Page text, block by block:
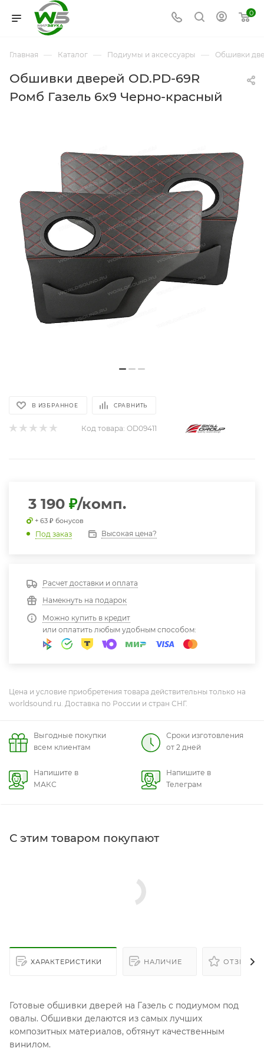
0
Главная — Каталог — Подиумы и аксессуары — Обшивки
Обшивки дверей OD.PD-69R
Ромб Газель 6x9 Черно-красный
В ИЗБРАННОЕ СРАВНИТЬ
Код товара: OD09411
3 190 ₽/комп.
+ 63 ₽ бонусов
Под заказ Высокая цена?
Расчет доставки и оплата
Намекнуть на подарок
Можно купить в кредит
или оплатить любым удобным способом:
Цена и условие приобретения товара действительны только на
worldsound.ru. Доставка по России и стран СНГ.
Выгодные покупки
всем клиентам
Сроки изготовления
от 2 дней
Напишите в
МАКС
Напишите в
Телеграм
С этим товаром покупают
ХАРАКТЕРИСТИКИ НАЛИЧИЕ ОТЗЫВЫ
Готовые обшивки дверей на Газель с подиумом под
овалы. Обшивки делаются из самых лучших
композитных материалов, обтянут качественным
винилом.